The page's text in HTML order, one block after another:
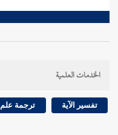
الخدمات العلمية
تفسير الآية ترجمة علم